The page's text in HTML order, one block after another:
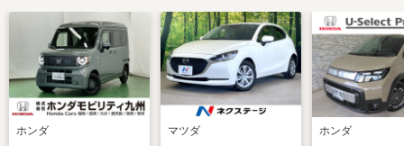
ホンダ マツダ ホンダ